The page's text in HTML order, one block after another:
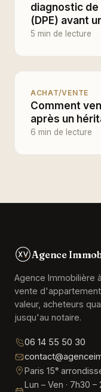
diagnostic
(DPE) avant
5 min de lecture
ACHAT/VENTE
Comment
après un
6 min de lecture
Agence
Agence Immobilière
vente
valeur, acheteurs
jusqu'au notaire.
06 14 55 50 30
Paris 15ᵉ
Lun – Ven · 7h30 –